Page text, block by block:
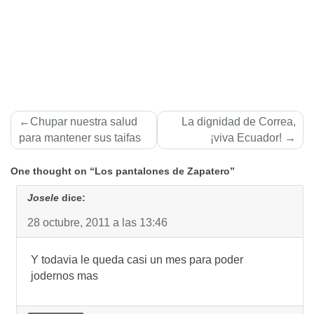
Navegación
de
Chupar nuestra salud
para mantener sus taifas
La dignidad de Correa,
¡viva Ecuador!
One thought on “Los pantalones de Zapatero”
Josele dice:
28 octubre, 2011 a las 13:46
Y todavia le queda casi un mes para poder
jodernos mas